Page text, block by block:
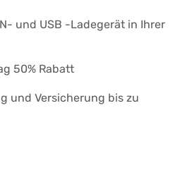
und USB -Ladegerät in Ihrer
50% Rabatt
und Versicherung bis zu